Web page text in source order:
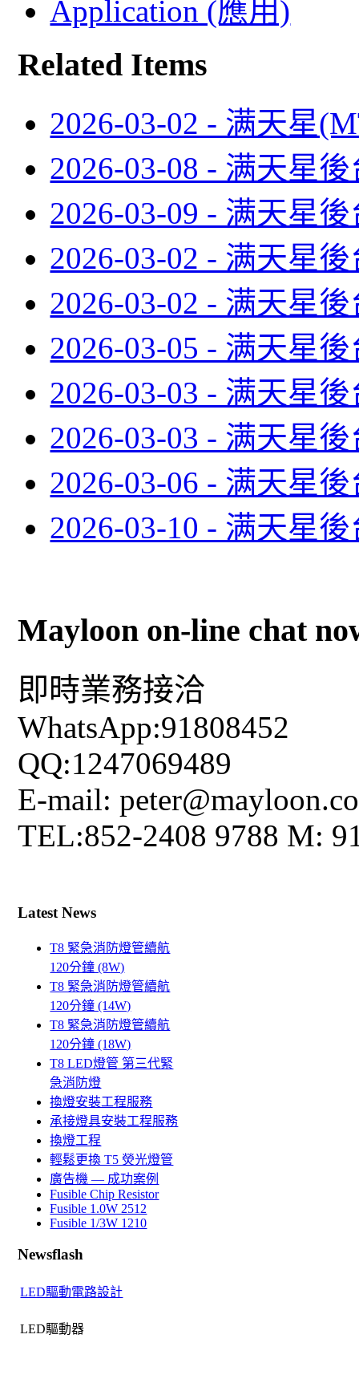
Application (應用)
Related Items
2026-03-02 - 满天星
2026-03-08 - 满天星
2026-03-09 - 满天星
2026-03-02 - 满天星
2026-03-02 - 满天星
2026-03-05 - 满天星
2026-03-03 - 满天星
2026-03-03 - 满天星
2026-03-06 - 满天星
2026-03-10 - 满天星
Mayloon on-line chat
即時業務接洽
WhatsApp:91808452
QQ:1247069489
E-mail:
TEL:852-2408 9788 M:
Latest News
T8 緊急消防燈管續航
120分鐘 (8W)
T8 緊急消防燈管續航
120分鐘 (14W)
T8 緊急消防燈管續航
120分鐘 (18W)
T8 LED燈管 第三代緊
急消防燈
換燈安裝工程服務
承接燈具安裝工程服務
換燈工程
輕鬆更換 T5 熒光燈管
廣告機 — 成功案例
Fusible Chip Resistor
Fusible 1.0W 2512
Fusible 1/3W 1210
Newsflash
LED驅動電路設計
LED驅動器